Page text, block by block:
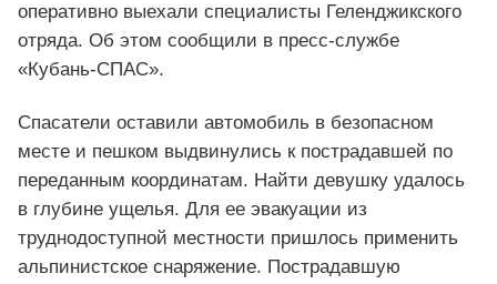
оперативно выехали специалисты Геленджикского
отряда. Об этом сообщили в пресс-службе
«Кубань-СПАС».
Спасатели оставили автомобиль в безопасном
месте и пешком выдвинулись к пострадавшей по
переданным координатам. Найти девушку удалось
в глубине ущелья. Для ее эвакуации из
труднодоступной местности пришлось применить
альпинистское снаряжение. Пострадавшую